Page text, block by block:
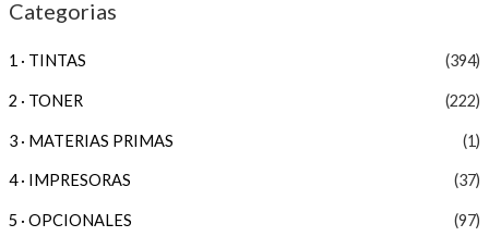
Categorias
1 · TINTAS (394)
2 · TONER (222)
3 · MATERIAS PRIMAS (1)
4 · IMPRESORAS (37)
5 · OPCIONALES (97)